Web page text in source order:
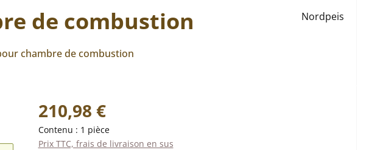
de combustion
chambre de combustion
Nordpeis
Prix régulier :
210,98 €
Contenu : 1 pièce
Prix TTC, frais de livraison en sus